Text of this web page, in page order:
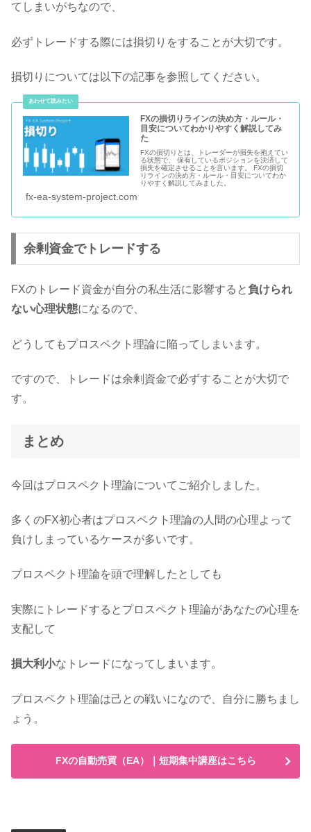
てしまいがちなので、
必ずトレードする際には損切りをすることが大切です。
損切りについては以下の記事を参照してください。
FXの損切りラインの決め方・ルール・
目安についてわかりやすく解説してみ
た
FXの損切りとは、トレーダーが損失を抱えてい
る状態で、 保有しているポジションを決済して
損失を確定させることを言います。 FXの損切
りラインの決め方・ルール・目安についてわか
りやすく解説してみました。
fx-ea-system-project.com
余剰資金でトレードする
FXのトレード資金が自分の私生活に影響すると負けられ
ない心理状態になるので、
どうしてもプロスペクト理論に陥ってしまいます。
ですので、トレードは余剰資金で必ずすることが大切で
す。
まとめ
今回はプロスペクト理論についてご紹介しました。
多くのFX初心者はプロスペクト理論の人間の心理よって
負けしまっているケースが多いです。
プロスペクト理論を頭で理解したとしても
実際にトレードするとプロスペクト理論があなたの心理を
支配して
損大利小なトレードになってしまいます。
プロスペクト理論は己との戦いになので、自分に勝ちまし
ょう。
FXの自動売買（EA）｜短期集中講座はこちら